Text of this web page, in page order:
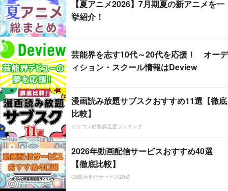
【夏アニメ2026】7月期夏の新アニメを一
挙紹介！
芸能界を志す10代～20代を応援！ オーデ
ィション・スクール情報はDeview
漫画読み放題サブスクおすすめ11選【徹底
比較】
オリコン顧客満足度ランキング
2026年動画配信サービスおすすめ40選
【徹底比較】
CS動画配信サービス20選